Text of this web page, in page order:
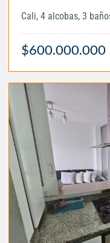
Cali, 4 alcobas, 3
$600.000.000